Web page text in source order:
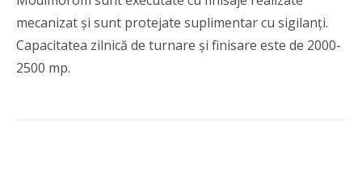
mecanizat și sunt protejate suplimentar cu sigilanți.
Capacitatea zilnică de turnare și finisare este de 2000-
2500 mp.